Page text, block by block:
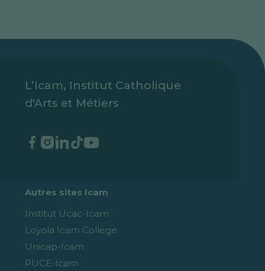
L’Icam, Institut Catholique
d'Arts et Métiers
Autres sites Icam
Institut Ucac-Icam
Loyola Icam College
Unicap-Icam
PUCE-Icam